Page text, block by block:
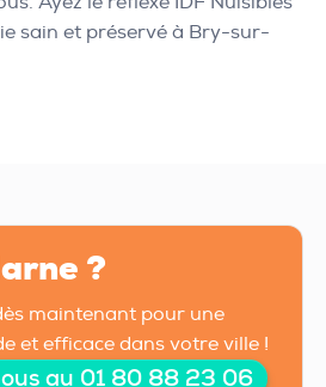
sain et préservé à Bry-sur-
?
maintenant pour une
et efficace dans votre ville !
au 01 80 88 23 06